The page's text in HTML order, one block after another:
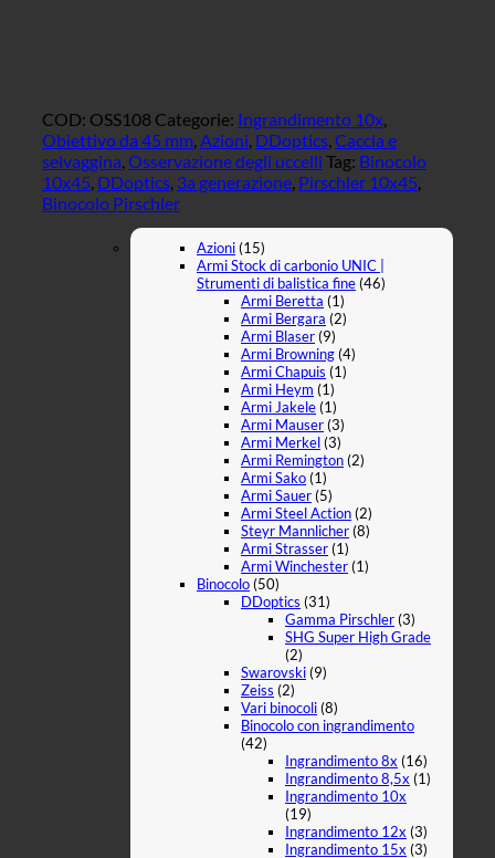
COD: OSS108 Categorie: Ingrandimento 10x,
Obiettivo da 45 mm, Azioni, DDoptics, Caccia e
selvaggina, Osservazione degli uccelli Tag: Binocolo
10x45, DDoptics, 3a generazione, Pirschler 10x45,
Binocolo Pirschler
Azioni(15)
Armi Stock di carbonio UNIC |
Strumenti di balistica fine(46)
Armi Beretta (1)
Armi Bergara (2)
Armi Blaser(9)
Armi Browning(4)
Armi Chapuis (1)
Armi Heym (1)
Armi Jakele(1)
Armi Mauser(3)
Armi Merkel(3)
Armi Remington(2)
Armi Sako(1)
Armi Sauer(5)
Armi Steel Action(2)
Steyr Mannlicher(8)
Armi Strasser(1)
Armi Winchester(1)
Binocolo(50)
DDoptics (31)
Gamma Pirschler(3)
SHG Super High Grade
(2)
Swarovski(9)
Zeiss (2)
Vari binocoli(8)
Binocolo con ingrandimento
(42)
Ingrandimento 8x (16)
Ingrandimento 8,5x (1)
Ingrandimento 10x
(19)
Ingrandimento 12x (3)
Ingrandimento 15x (3)